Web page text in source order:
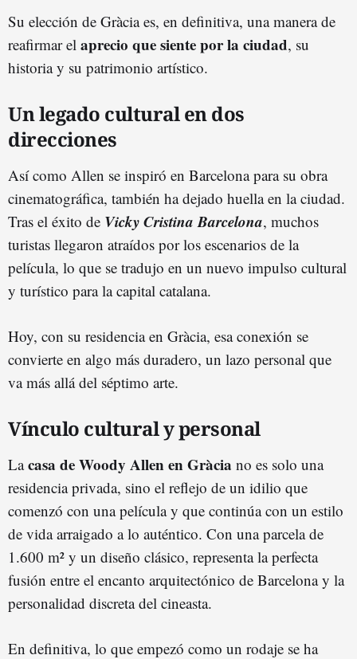
Su elección de Gràcia es, en definitiva, una manera de
reafirmar el aprecio que siente por la ciudad, su
historia y su patrimonio artístico.
Un legado cultural en dos
direcciones
Así como Allen se inspiró en Barcelona para su obra
cinematográfica, también ha dejado huella en la ciudad.
Tras el éxito de Vicky Cristina Barcelona, muchos
turistas llegaron atraídos por los escenarios de la
película, lo que se tradujo en un nuevo impulso cultural
y turístico para la capital catalana.
Hoy, con su residencia en Gràcia, esa conexión se
convierte en algo más duradero, un lazo personal que
va más allá del séptimo arte.
Vínculo cultural y personal
Lacasa de Woody Allen en Gràcia no es solo una
residencia privada, sino el reflejo de un idilio que
comenzó con una película y que continúa con un estilo
de vida arraigado a lo auténtico. Con una parcela de
1.600 m² y un diseño clásico, representa la perfecta
fusión entre el encanto arquitectónico de Barcelona y la
personalidad discreta del cineasta.
En definitiva, lo que empezó como un rodaje se ha